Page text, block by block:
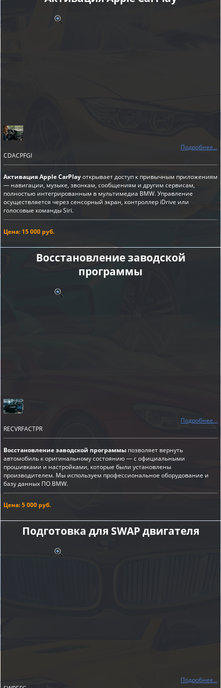
Подробнее...
CDACPFGI
Активация Apple CarPlayоткрывает доступ к привычным приложениям
— навигации, музыке, звонкам, сообщениям и другим сервисам,
полностью интегрированным в мультимедиа BMW. Управление
осуществляется через сенсорный экран, контроллер iDrive или
голосовые команды Siri.
Цена: 15 000 руб.
Восстановление заводской
программы
Подробнее...
RECVRFACTPR
Восстановление заводской программы позволяет вернуть
автомобиль к оригинальному состоянию — с официальными
прошивками и настройками, которые были установлены
производителем. Мы используем профессиональное оборудование и
базу данных ПО BMW.
Цена: 5 000 руб.
Подготовка для SWAP двигателя
Подробнее...